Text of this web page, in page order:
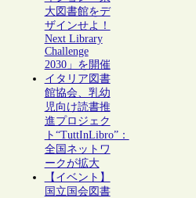
大図書館をデ
ザインせよ！
Next Library
Challenge
2030」を開催
イタリア図書
館協会、乳幼
児向け読書推
進プロジェク
ト“TuttInLibro”：
全国ネットワ
ークが拡大
【イベント】
国立国会図書